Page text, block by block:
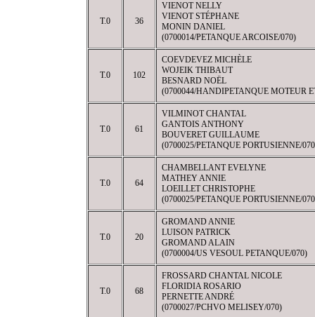
T.0 36
VIENOT NELLY
VIENOT STÉPHANE
MONIN DANIEL
(0700014/PETANQUE ARCOISE/070)
T.0 102
COEVDEVEZ MICHÈLE
WOJEIK THIBAUT
BESNARD NOËL
(0700044/HANDIPETANQUE MOTEUR
T.0 61
VILMINOT CHANTAL
GANTOIS ANTHONY
BOUVERET GUILLAUME
(0700025/PETANQUE PORTUSIENNE/
T.0 64
CHAMBELLANT EVELYNE
MATHEY ANNIE
LOEILLET CHRISTOPHE
(0700025/PETANQUE PORTUSIENNE/
T.0 20
GROMAND ANNIE
LUISON PATRICK
GROMAND ALAIN
(0700004/US VESOUL PETANQUE/070)
T.0 68
FROSSARD CHANTAL NICOLE
FLORIDIA ROSARIO
PERNETTE ANDRÉ
(0700027/PCHVO MELISEY/070)